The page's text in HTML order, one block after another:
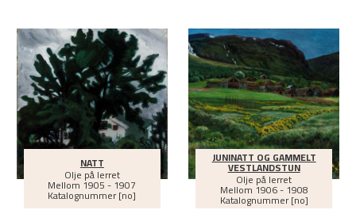
NATT
Olje på lerret
Mellom 1905 - 1907
Katalognummer [no]
JUNINATT OG GAMMELT
VESTLANDSTUN
Olje på lerret
Mellom 1906 - 1908
Katalognummer [no]